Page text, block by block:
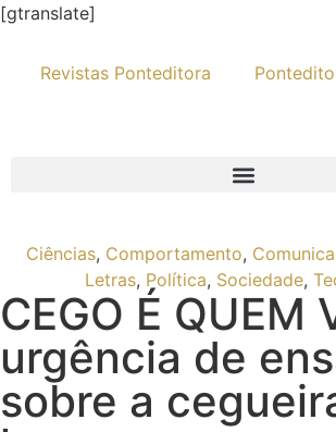
[gtranslate]
Revistas Ponteditora
Ciências, Comportamento,
Letras, Política, Sociedade,
CEGO É QUEM
urgência de
sobre a